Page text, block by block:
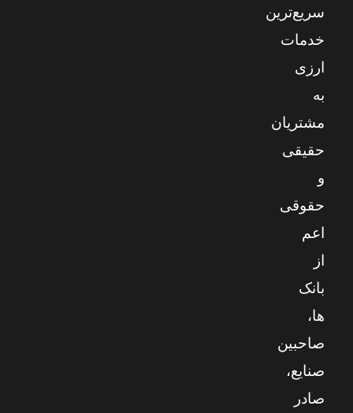
سریع‌ترین
خدمات
ارزی
به
مشتریان
حقیقی
و
حقوقی
اعم
از
بانک
ها،
صاحبین
صنایع،
صادر